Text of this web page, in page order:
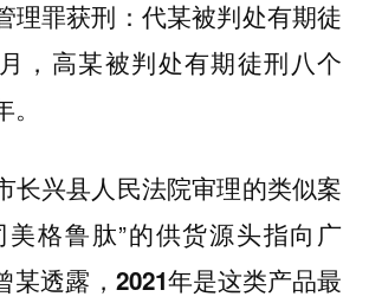
理罪获刑：代某被判处有期徒
，高某被判处有期徒刑八个
长兴县人民法院审理的类似案
美格鲁肽”的供货源头指向广
某透露， 2021年是这类产品最